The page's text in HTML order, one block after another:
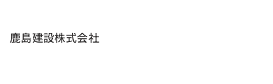
鹿島建設株式会社